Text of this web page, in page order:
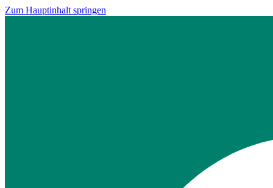
Zum Hauptinhalt springen